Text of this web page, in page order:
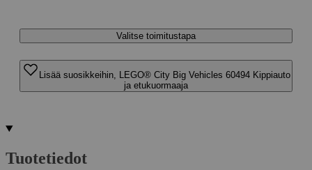
Valitse toimitustapa
Lisää suosikkeihin, LEGO® City Big Vehicles 60494 Kippiauto
ja etukuormaaja
Tuotetiedot